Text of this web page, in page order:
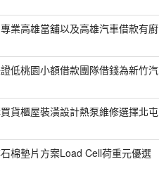
業高雄當舖以及高雄汽車借款有廚
低桃園小額借款團隊借錢為新竹汽
貨櫃屋裝潢設計熱泵維修選擇北屯
棉墊片方案Load Cell荷重元優選